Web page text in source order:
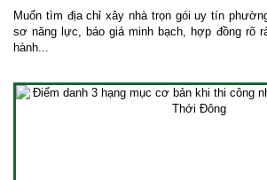
Muốn tìm địa chỉ xây nhà trọn gói uy tín
sơ năng lực, báo giá minh bạch, hợp đồng rõ
hành...